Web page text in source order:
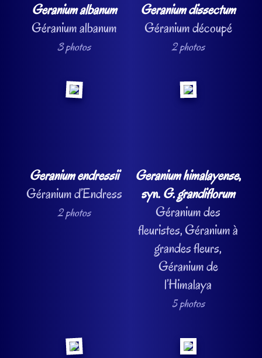
Geranium albanum
Géranium albanum
3 photos
Geranium dissectum
Géranium découpé
2 photos
Geranium endressii
Géranium d’Endress
2 photos
Geranium himalayense,
syn.G. grandiflorum
Géranium des
fleuristes, Géranium à
grandes fleurs,
Géranium de
l’Himalaya
5 photos